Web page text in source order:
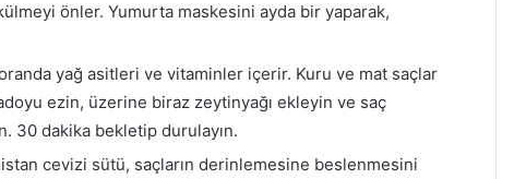
önler. Yumurta maskesini ayda bir yaparak,
yağ asitleri ve vitaminler içerir. Kuru ve mat saçlar
ezin, üzerine biraz zeytinyağı ekleyin ve saç
30 dakika bekletip durulayın.
cevizi sütü, saçların derinlemesine beslenmesini